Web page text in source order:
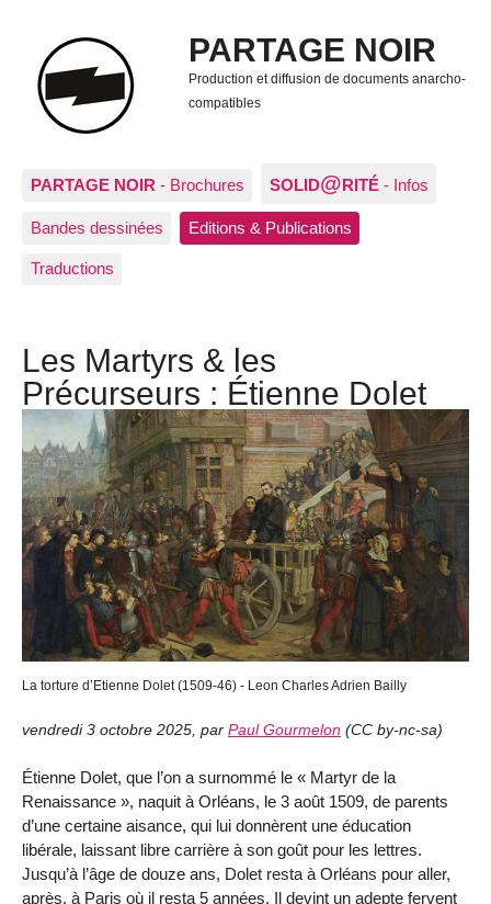
PARTAGE NOIR
Production et diffusion de documents anarcho-
compatibles
PARTAGE NOIR - Brochures SOLID@RITÉ - Infos
Bandes dessinées Editions & Publications
Traductions
Les Martyrs & les
Précurseurs : Étienne Dolet
La torture d’Etienne Dolet (1509-46) - Leon Charles Adrien Bailly
vendredi 3 octobre 2025 par Paul Gourmelon (CC by-nc-sa)
Étienne Dolet, que l’on a surnommé le « Martyr de la
Renaissance », naquit à Orléans, le 3 août 1509, de parents
d’une certaine aisance, qui lui donnèrent une éducation
libérale, laissant libre carrière à son goût pour les lettres.
Jusqu’à l’âge de douze ans, Dolet resta à Orléans pour aller,
après, à Paris où il resta 5 années. Il devint un adepte fervent